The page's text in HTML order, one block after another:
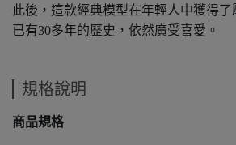
此後，這款經典模型在年輕人中獲得
已有30多年的歷史，依然廣受喜愛。
規格說明
商品規格